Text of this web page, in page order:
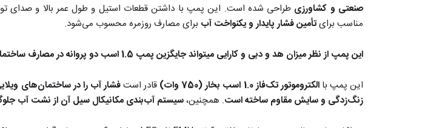
صنعتی و کشاورزی طراحی شده است. این پمپ با داشتن قطعات استیل و طول عمر بالا و صدای
مناسب برایتأمین فشار پایدار و یکنواخت آب برای مصارف روزمره محسوب می‌شود.
این پمپ از نظر میزان هد و دبی و کارایی میتواند جایگزین پمپ 1.5 اسب دو پروانه در مصارف ساختمانی شود و مزیت آن، طول عمر بیشتر و بی صدا بودن می‌باشد.
این پمپ باالکتروموتور تک‌فاز 1.0 اسب بخار (750 وات) قادر استفشار آب را در ساختمان‌های
زنگ‌زدگی و سایش مقاوم ساخته است. همچنین،سیستم آب‌بندی مکانیکال سیل آن از نشت آب